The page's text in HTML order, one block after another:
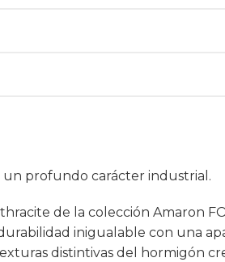
profundo carácter industrial.
de la colección Amaron
inigualable con una
distintivas del